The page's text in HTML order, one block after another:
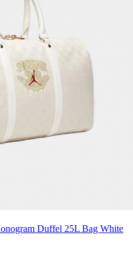
Duffel 25L Bag White